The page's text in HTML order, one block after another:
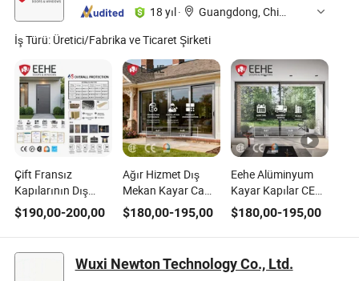
18 yıl·
Guangdong, China
İş Türü: Üretici/Fabrika ve Ticaret Şirketi
Çift Fransız
Kapılarının Dış
Maliyeti ve Hava
Sızdırmaz
Tasarıma Sahip
Alüminyum Ön
Kapı, Düşük E Cam,
$190,00-200,00
Ağır Hizmet Dış
Mekan Kayar Cam
Kapı, Ses Geçirmez
ve İzolasyonlu
Teras Konut
Alüminyum Kayar
$180,00-195,00
Eehe Alüminyum
Kayar Kapılar CE
As2047 Nfrc
Sertifikalı Termal
Kesitli Çift Camlı
Alüminyum Kayar
Kapı Villa Terası
$180,00-195,00
Wuxi Newton Technology Co., Ltd.